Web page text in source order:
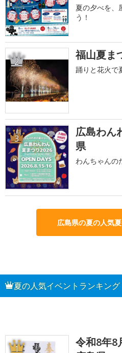
夏の夕べを、
う！
2 福山夏ま
踊りと花火で
3
広島わん
県
わんちゃんの
広島県の夏の人気
夏の人気イベントランキング
1
令和8年8